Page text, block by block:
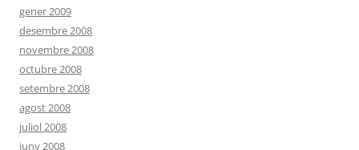
gener 2009
desembre 2008
novembre 2008
octubre 2008
setembre 2008
agost 2008
juliol 2008
juny 2008